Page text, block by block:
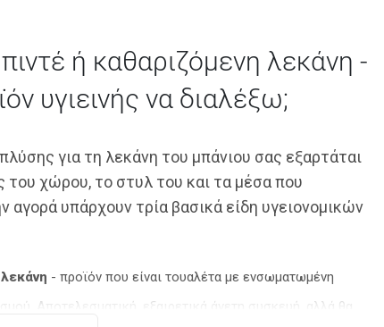
ή καθαριζόμενη λεκάνη -
υγιεινής να διαλέξω;
για τη λεκάνη του μπάνιου σας εξαρτάται
του χώρου, το στυλ του και τα μέσα που
αγορά υπάρχουν τρία βασικά είδη υγειονομικών
- προϊόν που είναι τουαλέτα με ενσωματωμένη
Αποτελεσματική, εξαιρετικά άνετη συσκευή, αλλά θα